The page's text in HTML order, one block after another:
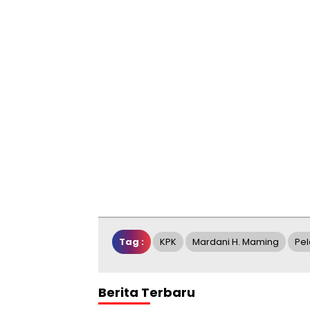
Tag : KPK Mardani H. Maming
Berita Terbaru